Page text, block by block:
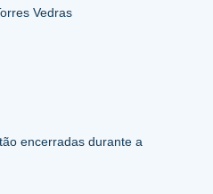
Vedras
encerradas durante a